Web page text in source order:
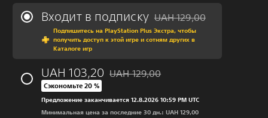
Входит в подписку Скидка с исходной цены
UAH 129,00
Подпишитесь на PlayStation Plus Экстра, чтобы
получить доступ к этой игре и сотням других в
Каталоге игр
UAH 103,20 Скидка с исходной цены UAH 129,00
UAH 129,00
Сэкономьте 20 %
Предложение заканчивается 12.8.2026 10:59 PM UTC
Минимальная цена за последние 30 дн.: UAH 129,00